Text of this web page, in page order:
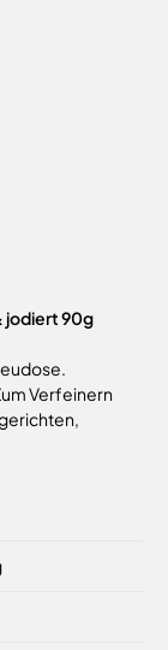
jodiert 90g
Verfeinern